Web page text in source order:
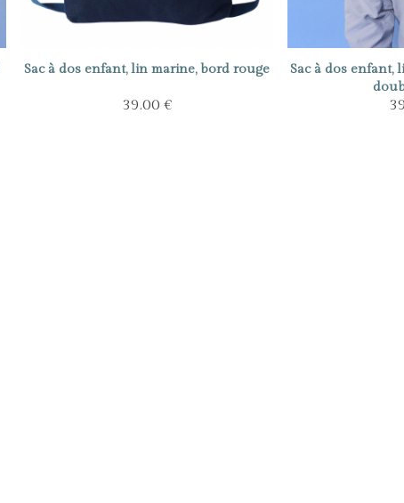
Sac à dos enfant, lin marine, bord rouge
39.00 €
Sac à dos enfant,